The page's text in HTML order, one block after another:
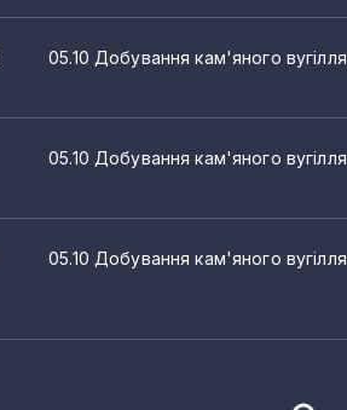
05.10 Добування кам'яного вугілля
05.10 Добування кам'яного вугілля
05.10 Добування кам'яного вугілля